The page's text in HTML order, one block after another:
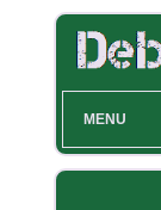
MENU